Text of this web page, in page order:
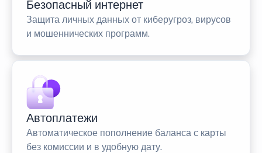
Безопасный интернет
Защита личных данных от киберугроз, вирусов
и мошеннических программ.
Автоплатежи
Автоматическое пополнение баланса с карты
без комиссии и в удобную дату.